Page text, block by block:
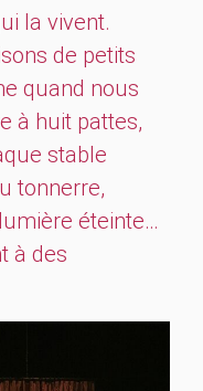
la vivent.
de petits
quand nous
à huit pattes,
stable
tonnerre,
éteinte…
à des